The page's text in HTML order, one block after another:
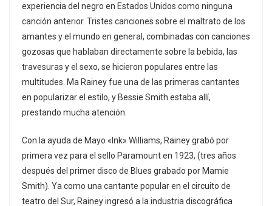
experiencia del negro en Estados Unidos como ninguna
canción anterior. Tristes canciones sobre el maltrato de los
amantes y el mundo en general, combinadas con canciones
gozosas que hablaban directamente sobre la bebida, las
travesuras y el sexo, se hicieron populares entre las
multitudes. Ma Rainey fue una de las primeras cantantes
en popularizar el estilo, y Bessie Smith estaba allí,
prestando mucha atención.
Con la ayuda de Mayo «Ink» Williams, Rainey grabó por
primera vez para el sello Paramount en 1923, (tres años
después del primer disco de Blues grabado por Mamie
Smith). Ya como una cantante popular en el circuito de
teatro del Sur, Rainey ingresó a la industria discográfica